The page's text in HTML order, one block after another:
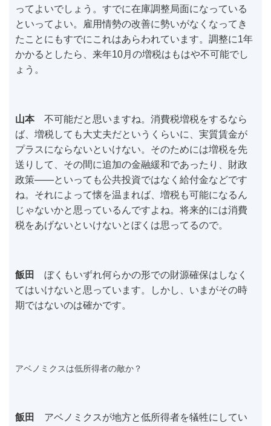
ってよいでしょう。すでに在庫調整局面になっている
といってよい。雇用情勢の改善に勢いがなくなってき
たことにもすでにこれはあらわれています。調整に1年
かかるとしたら、来年10月の増税はもはや不可能でし
ょう。
山本不可能だと思いますね。消費税増税をするなら
ば、増税しても大丈夫だというくらいに、実質賃金が
プラスにならないといけない。そのためには増税を先
送りして、その間に追加の金融緩和であったり、財政
政策――といっても公共投資ではなく給付金などです
ね。それによって懐を温まれば、増税も可能になるん
じゃないかと思っているんですよね。将来的には消費
税をあげないといけないとぼくは思ってるので。
飯田
ぼくもいずれ何らかの形での財源確保はしなく
てはいけないと思っています。しかし、いまがその時
期ではないのは確かです。
アベノミクスは低所得者の敵か？
飯田 アベノミクスが地方と低所得者を犠牲にしてい